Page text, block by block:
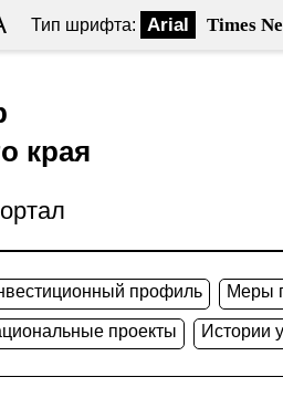
Тип шрифта: Arial Times
края
профиль Меры
проекты Истории